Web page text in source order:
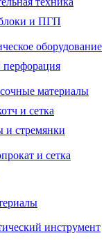
и ПГП
оборудование
материалы
и сетка
и стремянки
и сетка
инструмент